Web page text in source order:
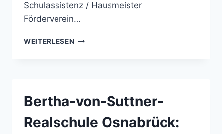
Schulassistenz / Hausmeister
Förderverein…
WEITERLESEN BERTHA-
MEIN
IN
Bertha-von-Suttner-
Realschule Osnabrück: